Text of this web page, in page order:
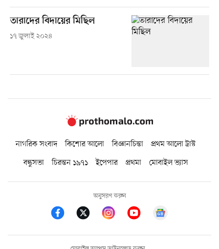
তারাদের বিদায়ের মিছিল
১৭ জুলাই ২০২৪
নাগরিক সংবাদ কিশোর আলো বিজ্ঞানচিন্তা
প্রথম আলো ট্রাস্ট
বন্ধুসভা
চিরন্তন ১৯৭১ ইপেপার প্রথমা মোবাইল ভ্যাস
অনুসরণ করুন